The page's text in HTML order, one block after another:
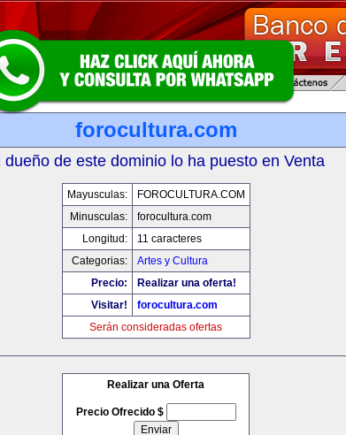
forocultura.com
dueño de este dominio lo ha puesto en Venta
Mayusculas:
FOROCULTURA.COM
Minusculas:
forocultura.com
Longitud:
11 caracteres
Categorias:
Artes y Cultura
Precio:
Realizar una oferta!
Visitar!
forocultura.com
Serán consideradas ofertas
Realizar una Oferta
Precio Ofrecido $